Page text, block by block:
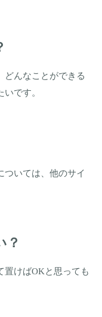
どんなことができる
です。
ついては、他のサイ
？
置けばOKと思っても